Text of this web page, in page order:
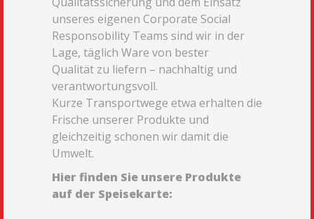
unseres eigenen Corporate Social
Responsobility Teams sind wir in der
Lage, täglich Ware von bester
Qualität zu liefern – nachhaltig und
verantwortungsvoll.
Kurze Transportwege etwa erhalten die
Frische unserer Produkte und
gleichzeitig schonen wir damit die
Umwelt.
Hier finden Sie unsere Produkte
auf der Speisekarte: